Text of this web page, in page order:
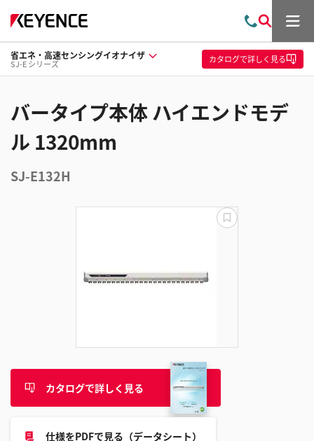
問
い
合
わ
索
メ
ュ
ー
省エネ・高速センシングイオナイザ
SJ-E シリーズ カタログで詳しく見る
バータイプ本体 ハイエンドモデ
ル 1320mm
SJ-E132H
カタログで詳しく見る
仕様をPDFで見る（データシート）
更
新